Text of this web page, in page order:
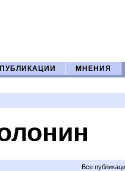
ПУБЛИКАЦИИ МНЕНИЯ
Все